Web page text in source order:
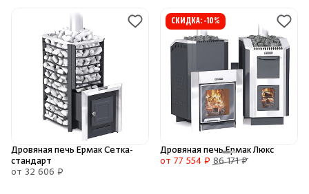
Душевые поддоны и системы слива
Интерьер
Инфракрасные сауны
Дровяная печь Ермак Сетка-
стандарт
от 32 606 ₽
СКИДКА: -10%
Дровяная печь Ермак Люкс
от 77 554 ₽ 86 171 ₽